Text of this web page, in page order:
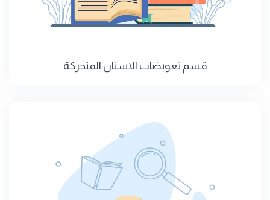
قسم تعويضات الاسنان المتحركة